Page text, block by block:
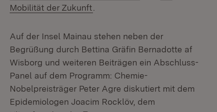
Mobilität der Zukunft
Auf der Insel Mainau stehen neben der
Begrüßung durch Bettina Gräfin Bernadotte af
Wisborg und weiteren Beiträgen ein Abschluss-
Panel auf dem Programm: Chemie-
Nobelpreisträger Peter Agre diskutiert mit dem
Epidemiologen Joacim Rocklöv, dem